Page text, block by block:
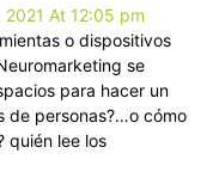
At 12:05 pm
o dispositivos
se
para hacer un
de personas?…o cómo
quién lee los